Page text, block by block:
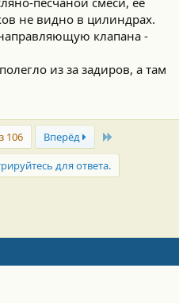
не видно в цилиндрах.
клапана -
из за задиров, а там
106 Вперёд Last
для ответа.
почта